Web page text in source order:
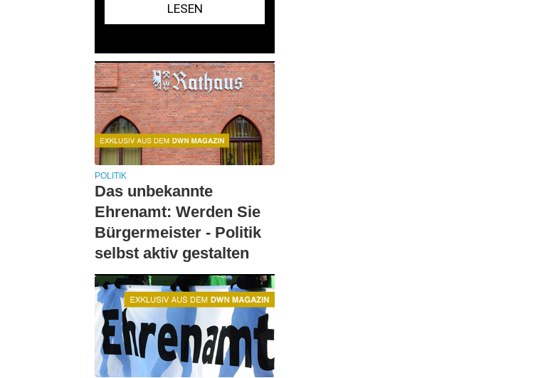
LESEN
POLITIK
Das unbekannte
Ehrenamt: Werden Sie
Bürgermeister - Politik
selbst aktiv gestalten